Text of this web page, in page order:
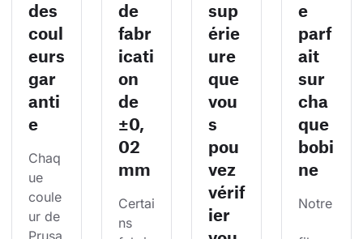
des
coul
eurs
gar
anti
e
Chaq
ue
coule
ur de
de
fabr
icati
on
de
±0,
02
mm
Certai
ns
sup
érie
ure
que
vou
s
pou
vez
vérif
ier
e
parf
ait
sur
cha
que
bobi
ne
Notre